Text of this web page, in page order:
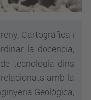
Cartogràfica i
la docència,
tecnologia dins
amb la
Geològica,